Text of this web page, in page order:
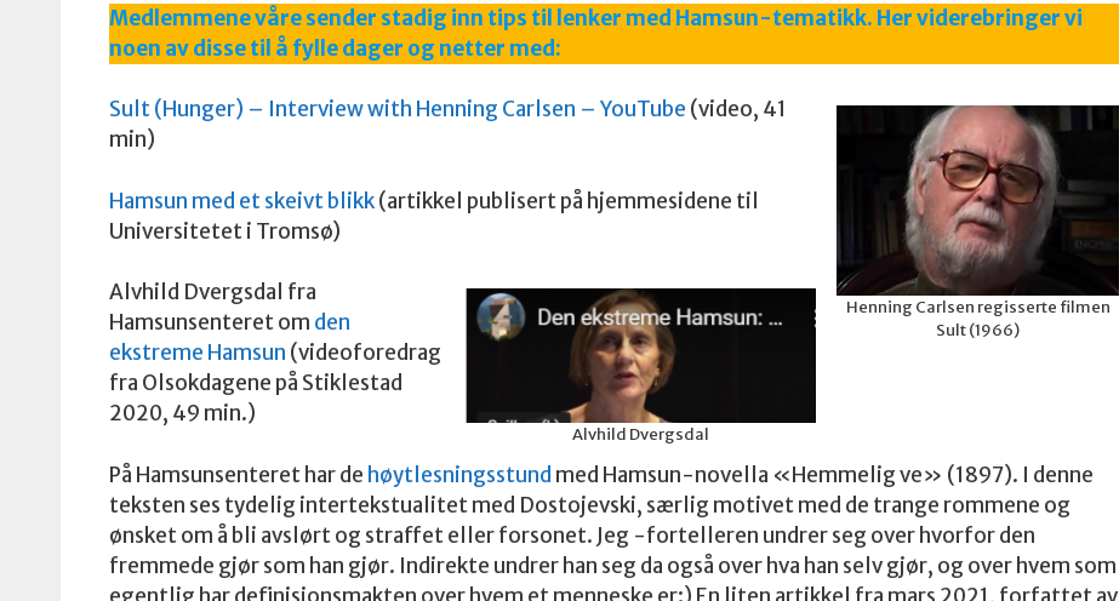
Medlemmene våre sender stadig inn tips til lenker med Hamsun-tematikk. Her viderebringer vi
noen av disse til å fylle dager og netter med:
Henning Carlsen regisserte filmen
Sult (1966)
Sult (Hunger) – Interview with Henning Carlsen – YouTube (video, 41
min)
Hamsun med et skeivt blikk(artikkel publisert på hjemmesidene til
Universitetet i Tromsø)
Alvhild Dvergsdal
Alvhild Dvergsdal fra
Hamsunsenteret om den
ekstreme Hamsun (videoforedrag
fra Olsokdagene på Stiklestad
2020, 49 min.)
På Hamsunsenteret har de høytlesningsstund med Hamsun-novella «Hemmelig ve» (1897). I denne
teksten ses tydelig intertekstualitet med Dostojevski, særlig motivet med de trange rommene og
ønsket om å bli avslørt og straffet eller forsonet. Jeg -fortelleren undrer seg over hvorfor den
fremmede gjør som han gjør. Indirekte undrer han seg da også over hva han selv gjør, og over hvem som